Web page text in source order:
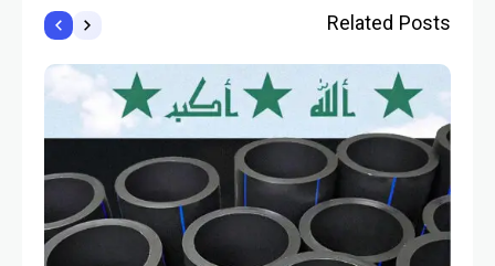
Related